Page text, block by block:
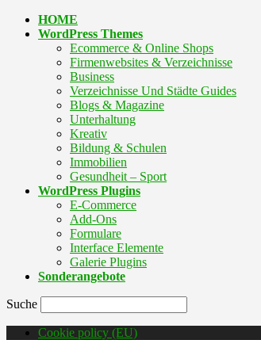
HOME
WordPress Themes
Ecommerce & Online Shops
Firmenwebsites & Verzeichnisse
Business
Verzeichnisse Und Städte Guides
Blogs & Magazine
Unterhaltung
Kreativ
Bildung & Schulen
Immobilien
Gesundheit – Sport
WordPress Plugins
E-Commerce
Add-Ons
Formulare
Interface Elemente
Galerie Plugins
Sonderangebote
Suche
Cookie policy (EU)